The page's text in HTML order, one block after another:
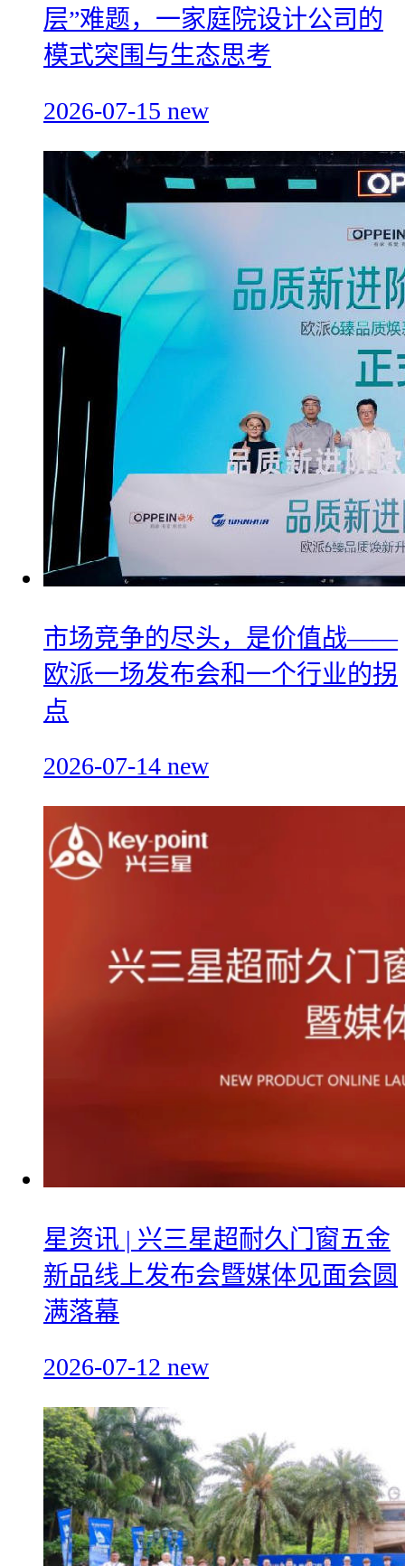
层”难题，一家庭院设计公司的
模式突围与生态思考
2026-07-15 new
市场竞争的尽头，是价值战——
欧派一场发布会和一个行业的拐
点
2026-07-14 new
星资讯 | 兴三星超耐久门窗五金
新品线上发布会暨媒体见面会圆
满落幕
2026-07-12 new